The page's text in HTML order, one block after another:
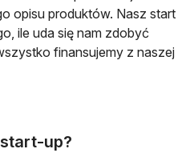
opisu produktów. Nasz start
ile uda się nam zdobyć
finansujemy z naszej
up?